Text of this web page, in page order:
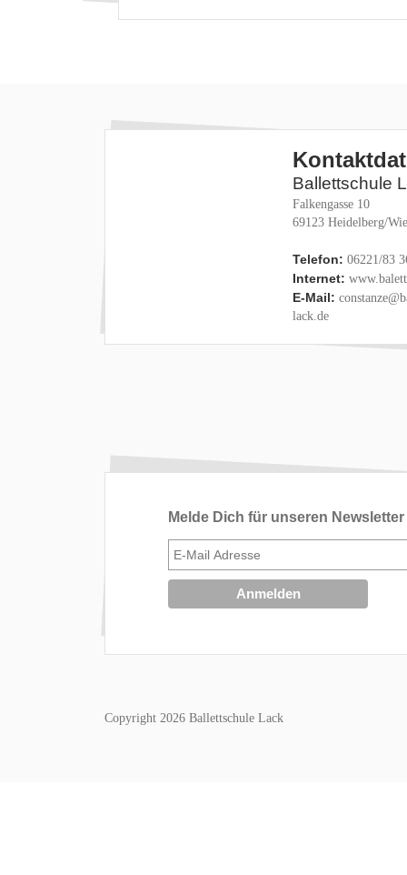
Ballettschule
Falkengasse 10
69123 Heidelberg/
Telefon: 06221/83
Internet:
E-Mail:
lack.de
Melde Dich für unseren
Copyright 2026 Ballettschule Lack